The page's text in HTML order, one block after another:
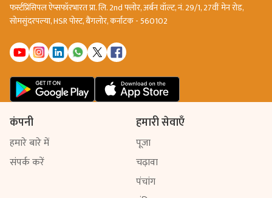
फर्स्टप्रिंसिपल ऐप्सफॉरभारत प्रा. लि. 2nd फ्लोर, अर्बन वॉल्ट, नं. 29/1, 27वीं मेन रोड,
सोमसुंदरपल्या, HSR पोस्ट, बैंगलोर, कर्नाटक - 560102
कंपनी
हमारे बारे में
संपर्क करें
हमारी सेवाएँ
पूजा
चढ़ावा
पंचांग